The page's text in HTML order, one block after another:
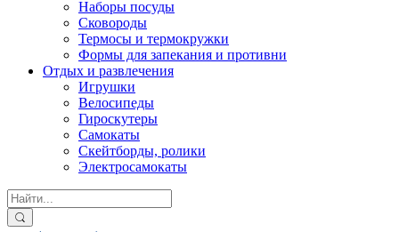
Наборы посуды
Сковороды
Термосы и термокружки
Формы для запекания и противни
Отдых и развлечения
Игрушки
Велосипеды
Гироскутеры
Самокаты
Скейтборды, ролики
Электросамокаты
Search
for: